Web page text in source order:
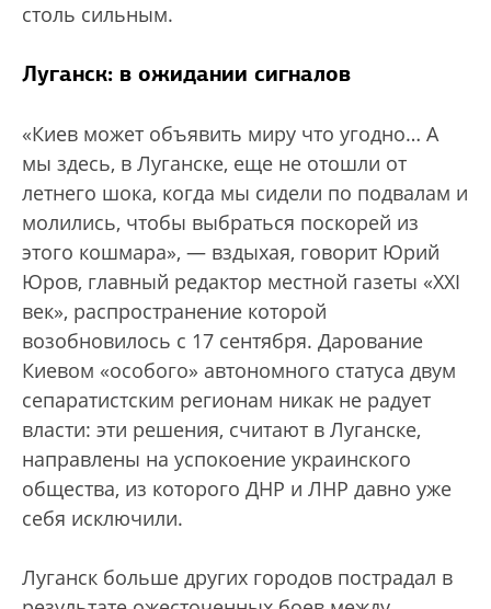
столь сильным.
Луганск: в ожидании сигналов
«Киев может объявить миру что угодно… А
мы здесь, в Луганске, еще не отошли от
летнего шока, когда мы сидели по подвалам и
молились, чтобы выбраться поскорей из
этого кошмара», — вздыхая, говорит Юрий
Юров, главный редактор местной газеты «XXI
век», распространение которой
возобновилось с 17 сентября. Дарование
Киевом «особого» автономного статуса двум
сепаратистским регионам никак не радует
власти: эти решения, считают в Луганске,
направлены на успокоение украинского
общества, из которого ДНР и ЛНР давно уже
себя исключили.
Луганск больше других городов пострадал в